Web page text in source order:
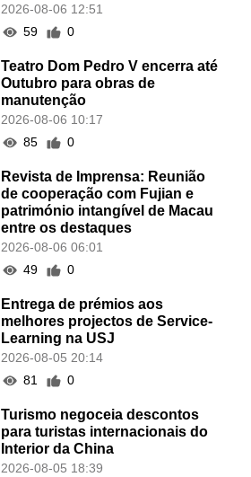
2026-08-06 12:51
59
0
Teatro Dom Pedro V encerra até
Outubro para obras de
manutenção
2026-08-06 10:17
85
0
Revista de Imprensa: Reunião
de cooperação com Fujian e
património intangível de Macau
entre os destaques
2026-08-06 06:01
49
0
Entrega de prémios aos
melhores projectos de Service-
Learning na USJ
2026-08-05 20:14
81
0
Turismo negoceia descontos
para turistas internacionais do
Interior da China
2026-08-05 18:39